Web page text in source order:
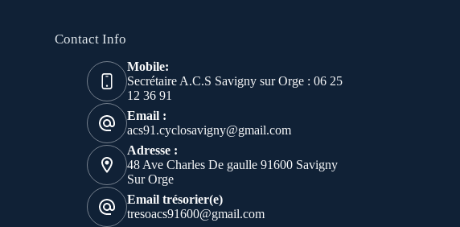
Contact Info
Mobile:
Secrétaire A.C.S Savigny sur Orge : 06 25
12 36 91
Email :
acs91.cyclosavigny@gmail.com
Adresse :
48 Ave Charles De gaulle 91600 Savigny
Sur Orge
Email trésorier(e)
tresoacs91600@gmail.com